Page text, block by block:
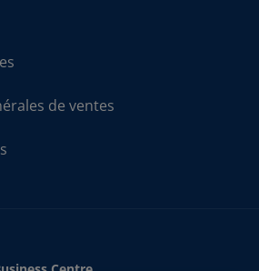
de ventes